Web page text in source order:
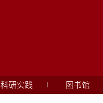
科研实践 图书馆